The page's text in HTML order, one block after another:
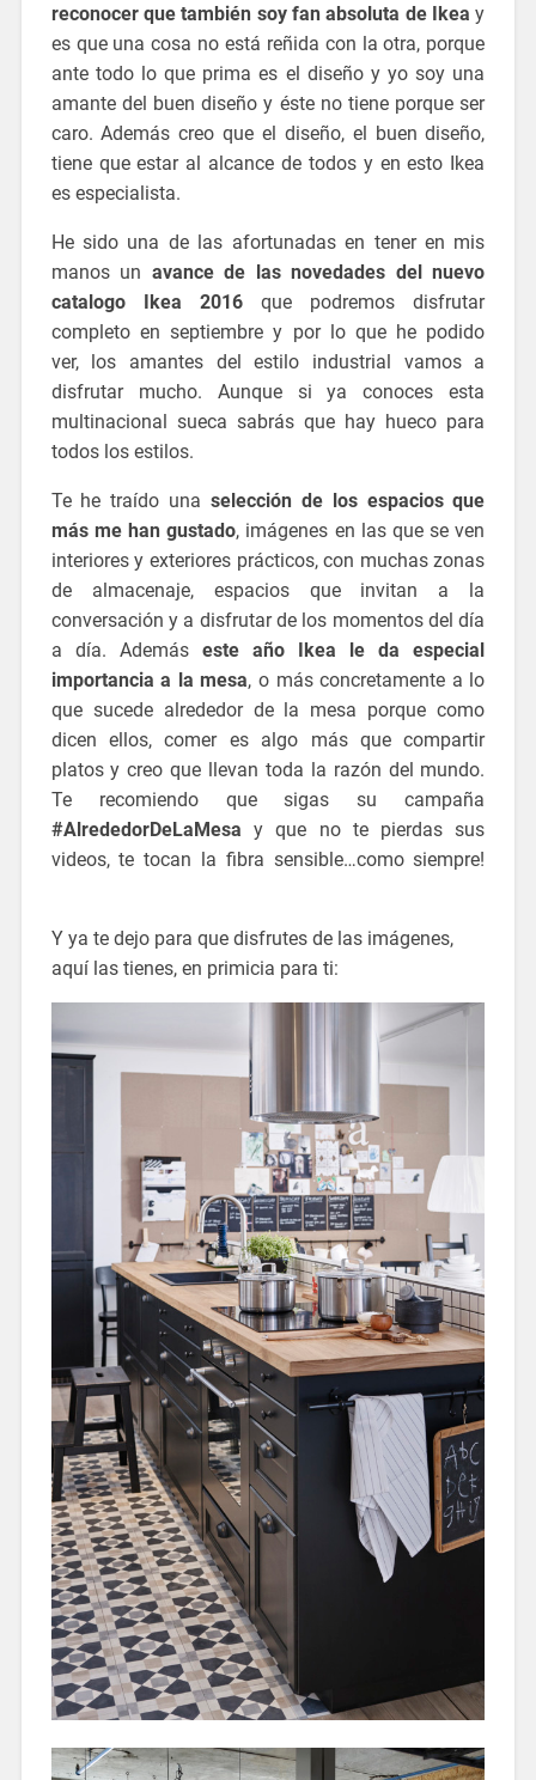
reconocer que también soy fan absoluta de Ikea y
es que una cosa no está reñida con la otra, porque
ante todo lo que prima es el diseño y yo soy una
amante del buen diseño y éste no tiene porque ser
caro. Además creo que el diseño, el buen diseño,
tiene que estar al alcance de todos y en esto Ikea
es especialista.
He sido una de las afortunadas en tener en mis
manos un avance de las novedades del nuevo
catalogo Ikea 2016que podremos disfrutar
completo en septiembre y por lo que he podido
ver, los amantes del estilo industrial vamos a
disfrutar mucho. Aunque si ya conoces esta
multinacional sueca sabrás que hay hueco para
todos los estilos.
Te he traído una selección de los espacios que
más me han gustado, imágenes en las que se ven
interiores y exteriores prácticos, con muchas zonas
de almacenaje, espacios que invitan a la
conversación y a disfrutar de los momentos del día
a día. Además este año Ikea le da especial
importancia a la mesa, o más concretamente a lo
que sucede alrededor de la mesa porque como
dicen ellos, comer es algo más que compartir
platos y creo que llevan toda la razón del mundo.
Te recomiendo que sigas su campaña
#AlrededorDeLaMesa y que no te pierdas sus
videos, te tocan la fibra sensible…como siempre!
Y ya te dejo para que disfrutes de las imágenes,
aquí las tienes, en primicia para ti: